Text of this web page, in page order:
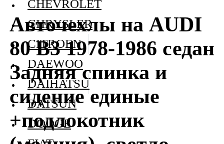
Авточехлы на AUDI
80 В3 1978-1986 седан
Задняя спинка и
сидение единые
+подлокотник
CHEVROLET
CHRYSLER
CITROEN
DAEWOO
DAIHATSU
DATSUN
DODGE